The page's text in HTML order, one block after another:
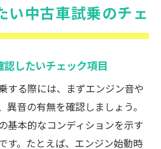
い中古車試乗のチェ
したいチェック項目
する際には、まずエンジン音や
異音の有無を確認しましょう。
基本的なコンディションを示す
す。たとえば、エンジン始動時